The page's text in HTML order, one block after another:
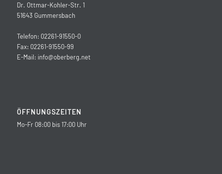
Dr. Ottmar-Kohler-Str. 1
51643 Gummersbach
Telefon: 02261-91550-0
Fax: 02261-91550-99
E-Mail: info@oberberg.net
ÖFFNUNGSZEITEN
Mo-Fr 08:00 bis 17:00 Uhr